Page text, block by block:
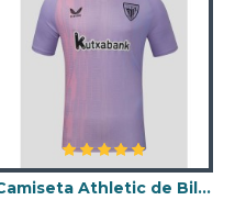
Camiseta Athletic de Bilbao 2024/2025 Alternativo